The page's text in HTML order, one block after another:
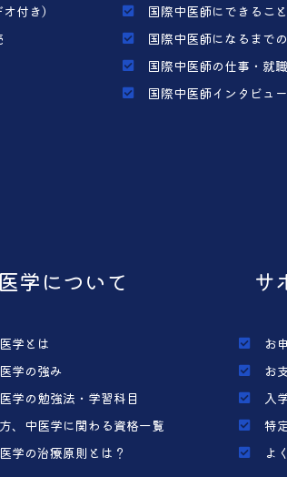
付き）
国際中医師にできること
国際中医師になるまで
国際中医師の仕事・就
国際中医師インタビュー
学について
学とは
学の強み
学の勉強法・学習科目
、中医学に関わる資格一覧
学の治療原則とは？
サ
お
お
入
特
よ